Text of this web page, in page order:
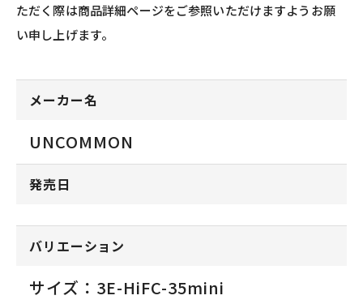
ただく際は商品詳細ページをご参照いただけますようお願
い申し上げます。
メーカー名
UNCOMMON
発売日
バリエーション
サイズ：3E-HiFC-35mini